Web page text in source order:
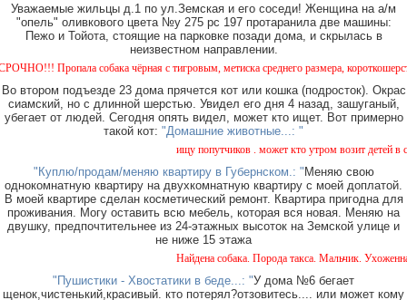
Уважаемые жильцы д.1 по ул.Земская и его соседи! Женщина на а/м
"опель" оливкового цвета №у 275 рс 197 протаранила две машины:
Пежо и Тойота, стоящие на парковке позади дома, и скрылась в
неизвестном направлении.
Пропала собака чёрная с тигровым, метиска среднего размера,
Во втором подъезде 23 дома прячется кот или кошка (подросток). Окрас
сиамский, но с длинной шерстью. Увидел его дня 4 назад, зашуганый,
убегает от людей. Сегодня опять видел, может кто ищет. Вот примерно
такой кот: "Домашние животные...: "
ищу попутчиков . может кто утром возит детей в
"Куплю/продам/меняю квартиру в Губернском.: " Меняю свою
однокомнатную квартиру на двухкомнатную квартиру с моей доплатой.
В моей квартире сделан косметический ремонт. Квартира пригодна для
проживания. Могу оставить всю мебель, которая вся новая. Меняю на
двушку, предпочтительнее из 24-этажных высоток на Земской улице и
не ниже 15 этажа
Найдена собака. Порода такса. Мальчик.
"Пушистики - Хвостатики в беде...: "У дома №6 бегает
щенок,чистенький,красивый. кто потерял?отзовитесь.... или может кому